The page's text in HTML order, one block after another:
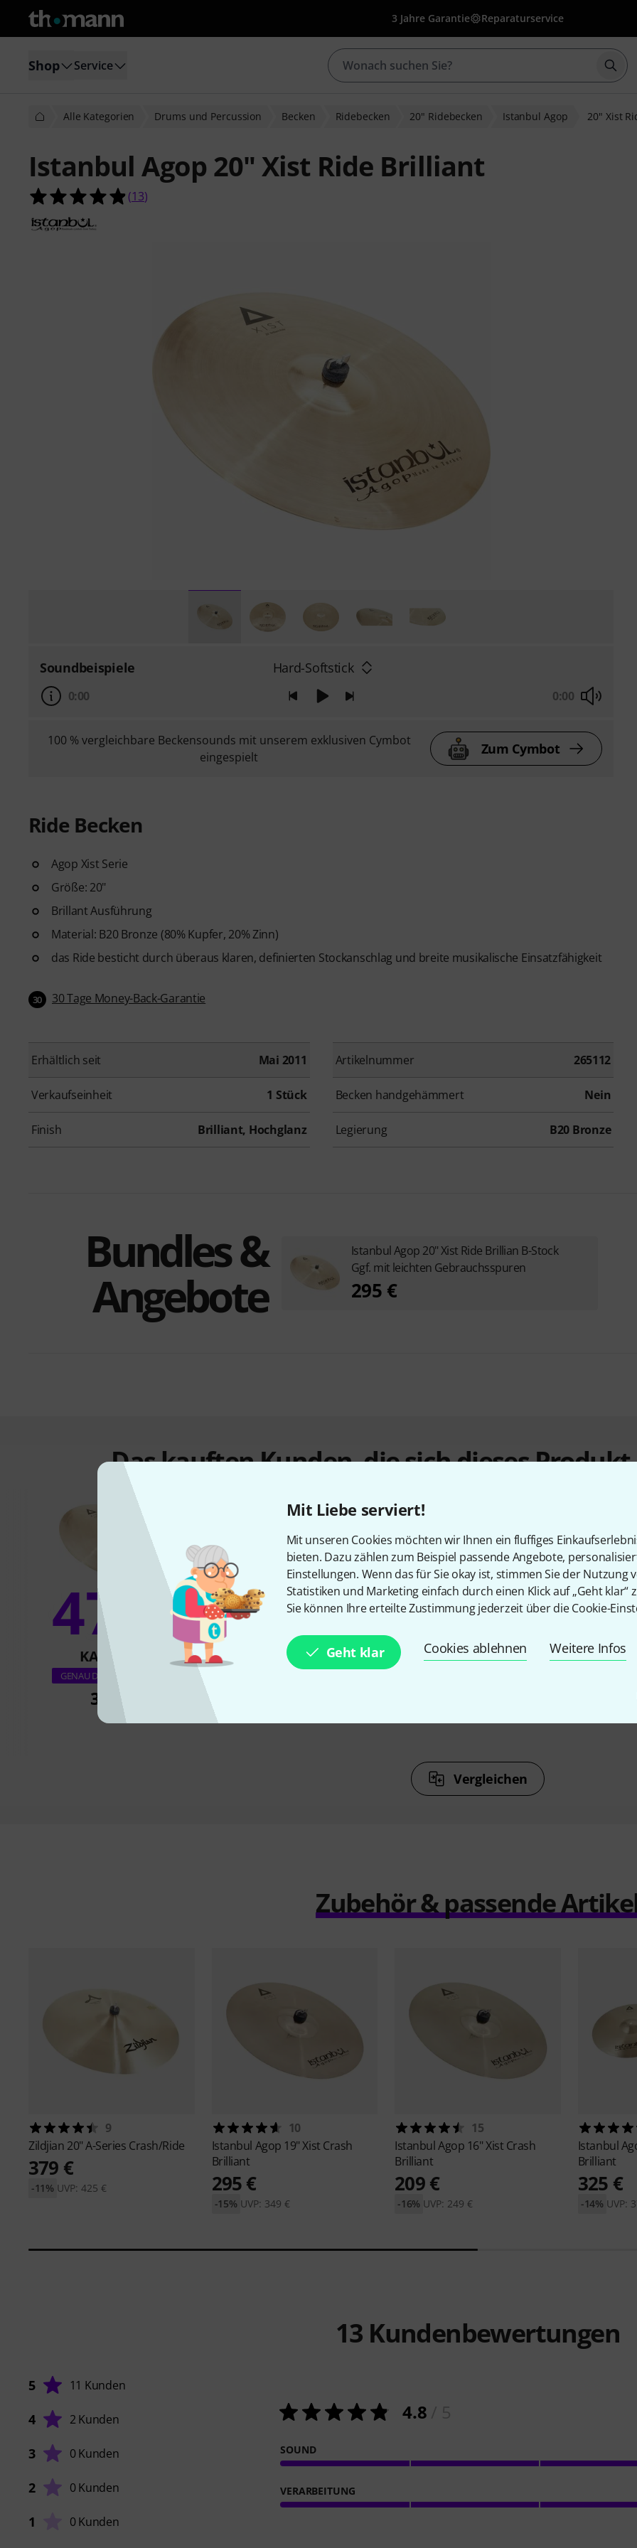
Mit Liebe serviert!
Mit unseren Cookies möchten wir Ihnen ein fluffiges
bieten. Dazu zählen zum Beispiel passende Angebote,
Einstellungen. Wenn das für Sie okay ist, stimmen Sie der Nutzung
Statistiken und Marketing einfach durch einen Klick auf „Geht klar“
Sie können Ihre erteilte Zustimmung jederzeit über die Cookie-
Geht klar Cookies ablehnen Weitere Infos
3 Jahre Garantie Reparaturservice
Shop Service
Alle Kategorien Drums und Percussion Becken Ridebecken 20" Ridebecken Istanbul Agop 20" Xist
Istanbul Agop 20" Xist Ride Brilliant
4.8 von 5 Sternen aus 13 Kundenbewertungen
(13)
Soundbeispiele Hard-Softstick
0:00 0:00
100 % vergleichbare Beckensounds mit unserem exklusiven Cymbot
eingespielt
Zum Cymbot
Ride Becken
Agop Xist Serie
Größe: 20"
Brillant Ausführung
Material: B20 Bronze (80% Kupfer, 20% Zinn)
das Ride besticht durch überaus klaren, definierten Stockanschlag und breite musikalische Einsatzfähigkeit
30 30 Tage Money-Back-Garantie
Erhältlich seit Mai 2011 Artikelnummer 265112
Verkaufseinheit 1 Stück Becken handgehämmert Nein
Finish Brilliant, Hochglanz Legierung B20 Bronze
Bundles &
Angebote
Istanbul Agop 20" Xist Ride Brillian B-Stock
Ggf. mit leichten Gebrauchsspuren
295 €
Das kauften Kunden, die sich dieses
47%
KAUFTEN
GENAU DIESES PRODUKT
319 €
13%
KAUFTEN
Paiste 20" 900 Series Heavy
6%
KAUFTEN
Vergleichen
Zubehör & passende
9
Zildjian 20" A-Series Crash/Ride
379 €
UVP: 425 €
-11%
10
Istanbul Agop 19" Xist Crash
Brilliant
295 €
UVP: 349 €
-15%
15
Istanbul Agop 16" Xist Crash
Brilliant
209 €
UVP: 249 €
-16%
Istanbul
Brilliant
325 €
UVP:
-14%
13 Kundenbewertungen
5 11 Kunden
4 2 Kunden
3 0 Kunden
2 0 Kunden
1 0 Kunden
4.8
SOUND
VERARBEITUNG